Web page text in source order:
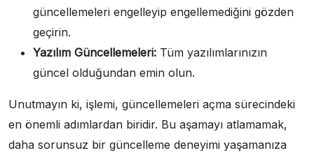
güncellemeleri engelleyip engellemediğini gözden
geçirin.
Yazılım Güncellemeleri: Tüm yazılımlarınızın
güncel olduğundan emin olun.
Unutmayın ki, işlemi, güncellemeleri açma sürecindeki
en önemli adımlardan biridir. Bu aşamayı atlamamak,
daha sorunsuz bir güncelleme deneyimi yaşamanıza